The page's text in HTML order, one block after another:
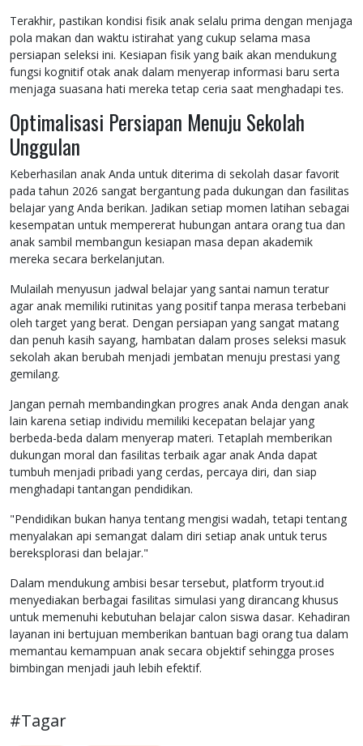
Terakhir, pastikan kondisi fisik anak selalu prima dengan menjaga
pola makan dan waktu istirahat yang cukup selama masa
persiapan seleksi ini. Kesiapan fisik yang baik akan mendukung
fungsi kognitif otak anak dalam menyerap informasi baru serta
menjaga suasana hati mereka tetap ceria saat menghadapi tes.
Optimalisasi Persiapan Menuju Sekolah
Unggulan
Keberhasilan anak Anda untuk diterima di sekolah dasar favorit
pada tahun 2026 sangat bergantung pada dukungan dan fasilitas
belajar yang Anda berikan. Jadikan setiap momen latihan sebagai
kesempatan untuk mempererat hubungan antara orang tua dan
anak sambil membangun kesiapan masa depan akademik
mereka secara berkelanjutan.
Mulailah menyusun jadwal belajar yang santai namun teratur
agar anak memiliki rutinitas yang positif tanpa merasa terbebani
oleh target yang berat. Dengan persiapan yang sangat matang
dan penuh kasih sayang, hambatan dalam proses seleksi masuk
sekolah akan berubah menjadi jembatan menuju prestasi yang
gemilang.
Jangan pernah membandingkan progres anak Anda dengan anak
lain karena setiap individu memiliki kecepatan belajar yang
berbeda-beda dalam menyerap materi. Tetaplah memberikan
dukungan moral dan fasilitas terbaik agar anak Anda dapat
tumbuh menjadi pribadi yang cerdas, percaya diri, dan siap
menghadapi tantangan pendidikan.
"Pendidikan bukan hanya tentang mengisi wadah, tetapi tentang
menyalakan api semangat dalam diri setiap anak untuk terus
bereksplorasi dan belajar."
Dalam mendukung ambisi besar tersebut, platform tryout.id
menyediakan berbagai fasilitas simulasi yang dirancang khusus
untuk memenuhi kebutuhan belajar calon siswa dasar. Kehadiran
layanan ini bertujuan memberikan bantuan bagi orang tua dalam
memantau kemampuan anak secara objektif sehingga proses
bimbingan menjadi jauh lebih efektif.
#Tagar